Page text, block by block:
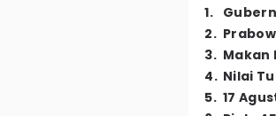
1.
2.
3. Makan
4. Nilai
5. 17